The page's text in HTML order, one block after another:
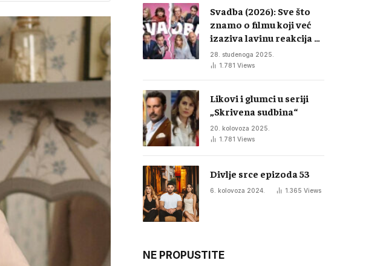
Svadba (2026): Sve što
znamo o filmu koji već
izaziva lavinu reakcija u
regiji
28. studenoga 2025.
1.781 Views
Likovi i glumci u seriji
„Skrivena sudbina“
20. kolovoza 2025.
1.781 Views
Divlje srce epizoda 53
6. kolovoza 2024. 1.365 Views
NE PROPUSTITE